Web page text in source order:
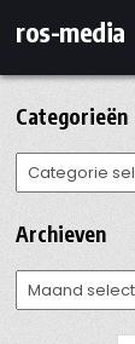
naar
inhoud
ros-media
Categorieën
Categorieën
Archieven
Archieven